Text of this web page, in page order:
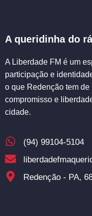
A queridinha do
A Liberdade FM é um
participação e
o que Redenção tem de
compromisso e
cidade.
(94) 99104-5104
Redenção - PA,